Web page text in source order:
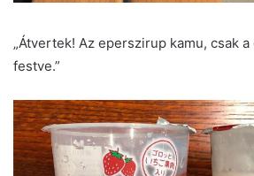
„Átvertek! Az eperszirup kamu, csak
festve.”